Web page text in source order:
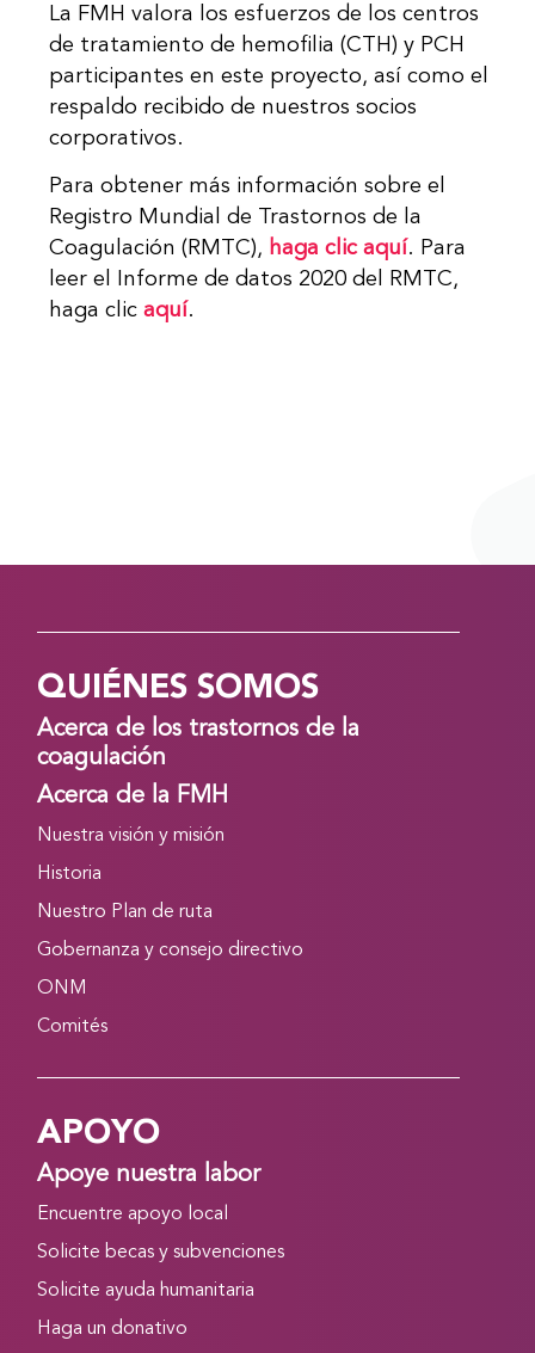
La FMH valora los esfuerzos de los centros
de tratamiento de hemofilia (CTH) y PCH
participantes en este proyecto, así como el
respaldo recibido de nuestros socios
corporativos.
Para obtener más información sobre el
Registro Mundial de Trastornos de la
Coagulación (RMTC), haga clic aquí. Para
leer el Informe de datos 2020 del RMTC,
haga clicaquí.
QUIÉNES SOMOS
Acerca de los trastornos de la
coagulación
Acerca de la FMH
Nuestra visión y misión
Historia
Nuestro Plan de ruta
Gobernanza y consejo directivo
ONM
Comités
APOYO
Apoye nuestra labor
Encuentre apoyo local
Solicite becas y subvenciones
Solicite ayuda humanitaria
Haga un donativo